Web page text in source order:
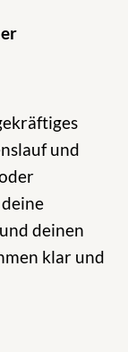
und
deinen
klar und